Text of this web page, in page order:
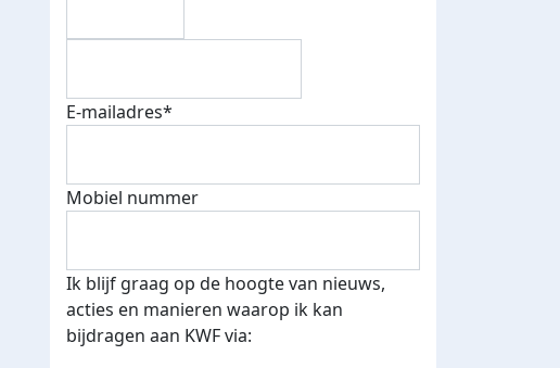
E-mails verstuurd
€500 euro opgehaald: t-shirt
E-mailadres*
Mobiel nummer
Ik blijf graag op de hoogte van nieuws,
acties en manieren waarop ik kan
bijdragen aan KWF via: